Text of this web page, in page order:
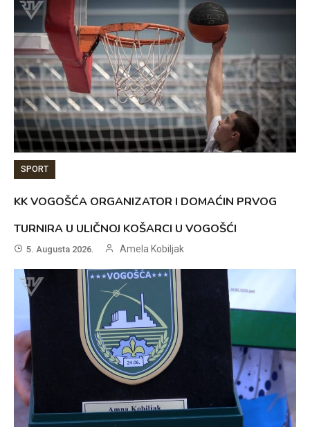
SPORT
KK VOGOŠĆA ORGANIZATOR I DOMAĆIN PRVOG
TURNIRA U ULIČNOJ KOŠARCI U VOGOŠĆI
5. Augusta 2026. Amela Kobiljak